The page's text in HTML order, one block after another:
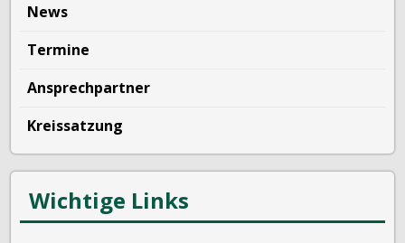
News
Termine
Ansprechpartner
Kreissatzung
Wichtige Links